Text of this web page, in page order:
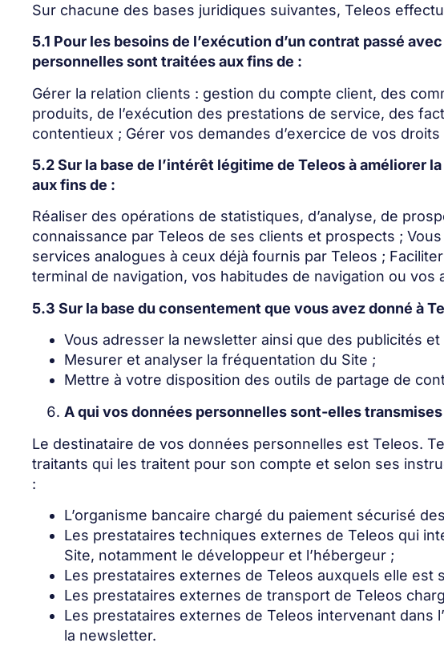
Sur chacune des bases juridiques suivantes, Teleos
5.1 Pour les besoins de l’exécution d’un contrat passé
personnelles sont traitées aux fins de :
Gérer la relation clients : gestion du compte client, des
produits, de l’exécution des prestations de service, des
contentieux ; Gérer vos demandes d’exercice de vos
5.2 Sur la base de l’intérêt légitime de Teleos à
aux fins de :
Réaliser des opérations de statistiques, d’analyse, de
connaissance par Teleos de ses clients et prospects ;
services analogues à ceux déjà fournis par Teleos ;
terminal de navigation, vos habitudes de navigation ou vos
5.3 Sur la base du consentement que vous avez donné à
Vous adresser la newsletter ainsi que des publicités
Mesurer et analyser la fréquentation du Site ;
Mettre à votre disposition des outils de partage de
A qui vos données personnelles sont-elles transmises
Le destinataire de vos données personnelles est Teleos.
traitants qui les traitent pour son compte et selon ses
:
L’organisme bancaire chargé du paiement sécurisé
Les prestataires techniques externes de Teleos qui
Site, notamment le développeur et l’hébergeur ;
Les prestataires externes de Teleos auxquels elle
Les prestataires externes de transport de Teleos
Les prestataires externes de Teleos intervenant dans
la newsletter.